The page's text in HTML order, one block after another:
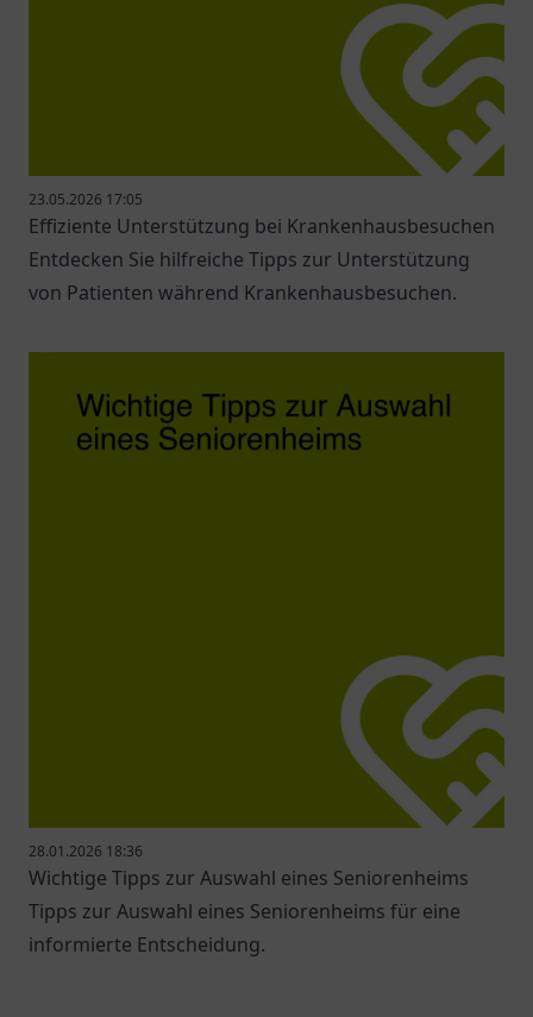
23.05.2026 17:05
Effiziente Unterstützung bei Krankenhausbesuchen
Entdecken Sie hilfreiche Tipps zur Unterstützung
von Patienten während Krankenhausbesuchen.
28.01.2026 18:36
Wichtige Tipps zur Auswahl eines Seniorenheims
Tipps zur Auswahl eines Seniorenheims für eine
informierte Entscheidung.